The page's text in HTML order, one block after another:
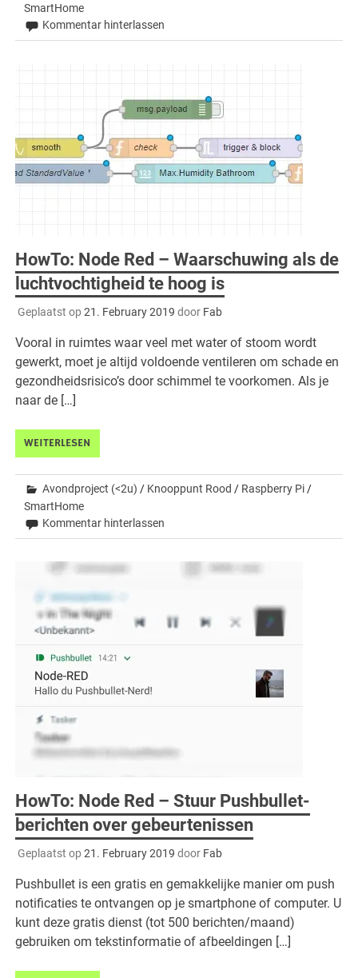
SmartHome
Kommentar hinterlassen
HowTo: Node Red – Waarschuwing als de
luchtvochtigheid te hoog is
Geplaatst op 21. February 2019 door Fab
Vooral in ruimtes waar veel met water of stoom wordt
gewerkt, moet je altijd voldoende ventileren om schade en
gezondheidsrisico’s door schimmel te voorkomen. Als je
naar de […]
WEITERLESEN
Avondproject (<2u) / Knooppunt Rood / Raspberry Pi /
SmartHome
Kommentar hinterlassen
HowTo: Node Red – Stuur Pushbullet-
berichten over gebeurtenissen
Geplaatst op 21. February 2019 door Fab
Pushbullet is een gratis en gemakkelijke manier om push
notificaties te ontvangen op je smartphone of computer. U
kunt deze gratis dienst (tot 500 berichten/maand)
gebruiken om tekstinformatie of afbeeldingen […]